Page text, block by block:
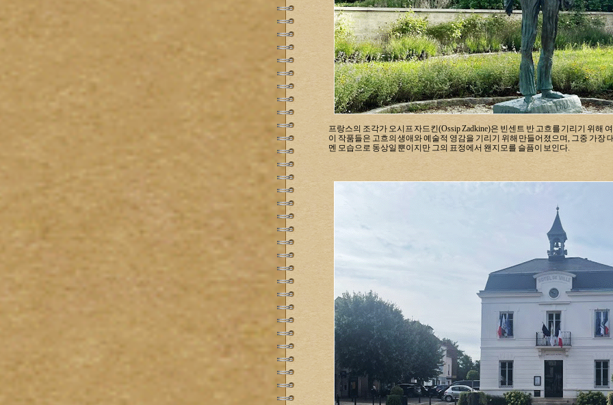
프랑스의 조각가 오시프 자드킨(Ossip Zadkine)은 빈센트 반 고흐를 기리기 위해
이 작품들은 고흐의 생애와 예술적 영감을 기리기 위해 만들어졌으며, 그중 가장
멘 모습으로 동상일 뿐이지만 그의 표정에서 왠지모를 슬픔이 보인다.